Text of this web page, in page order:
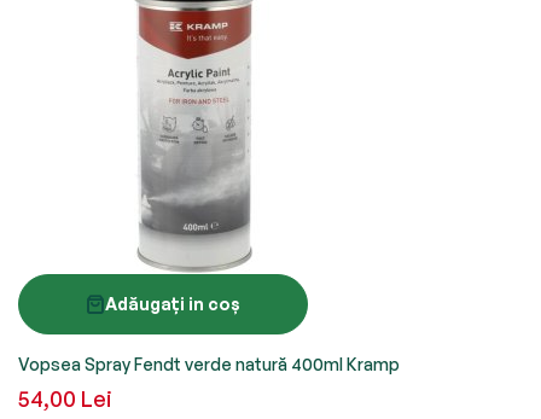
Adăugați in coș
Vopsea Spray Fendt verde natură 400ml Kramp
54,00 Lei